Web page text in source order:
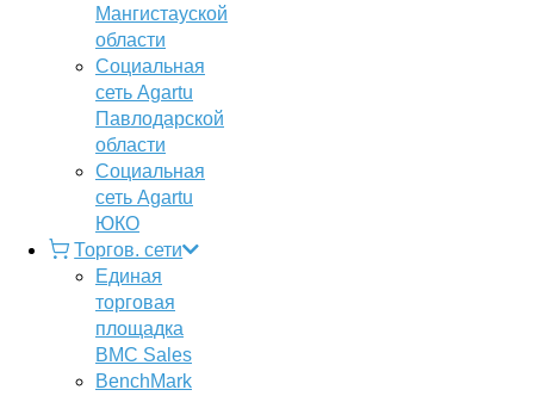
Мангистауской
области
Социальная
сеть Agartu
Павлодарской
области
Социальная
сеть Agartu
ЮКО
Торгов. сети
Единая
торговая
площадка
BMC Sales
BenchMark